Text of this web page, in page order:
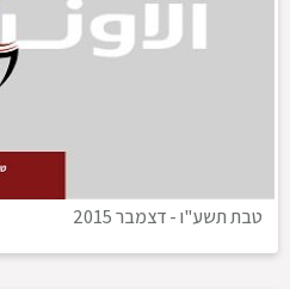
טבת תשע"ו-דצמבר 2015